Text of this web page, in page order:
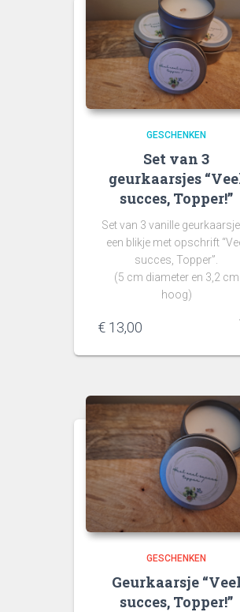
GESCHENKEN
Set van 3
geurkaarsjes
succes, Topper!”
Set van 3 vanille
een blikje met opschrift
succes, Topper”.
(5 cm diameter en 3,2 cm
hoog)
€ 13,00
GESCHENKEN
Geurkaarsje “Veel
succes, Topper!”